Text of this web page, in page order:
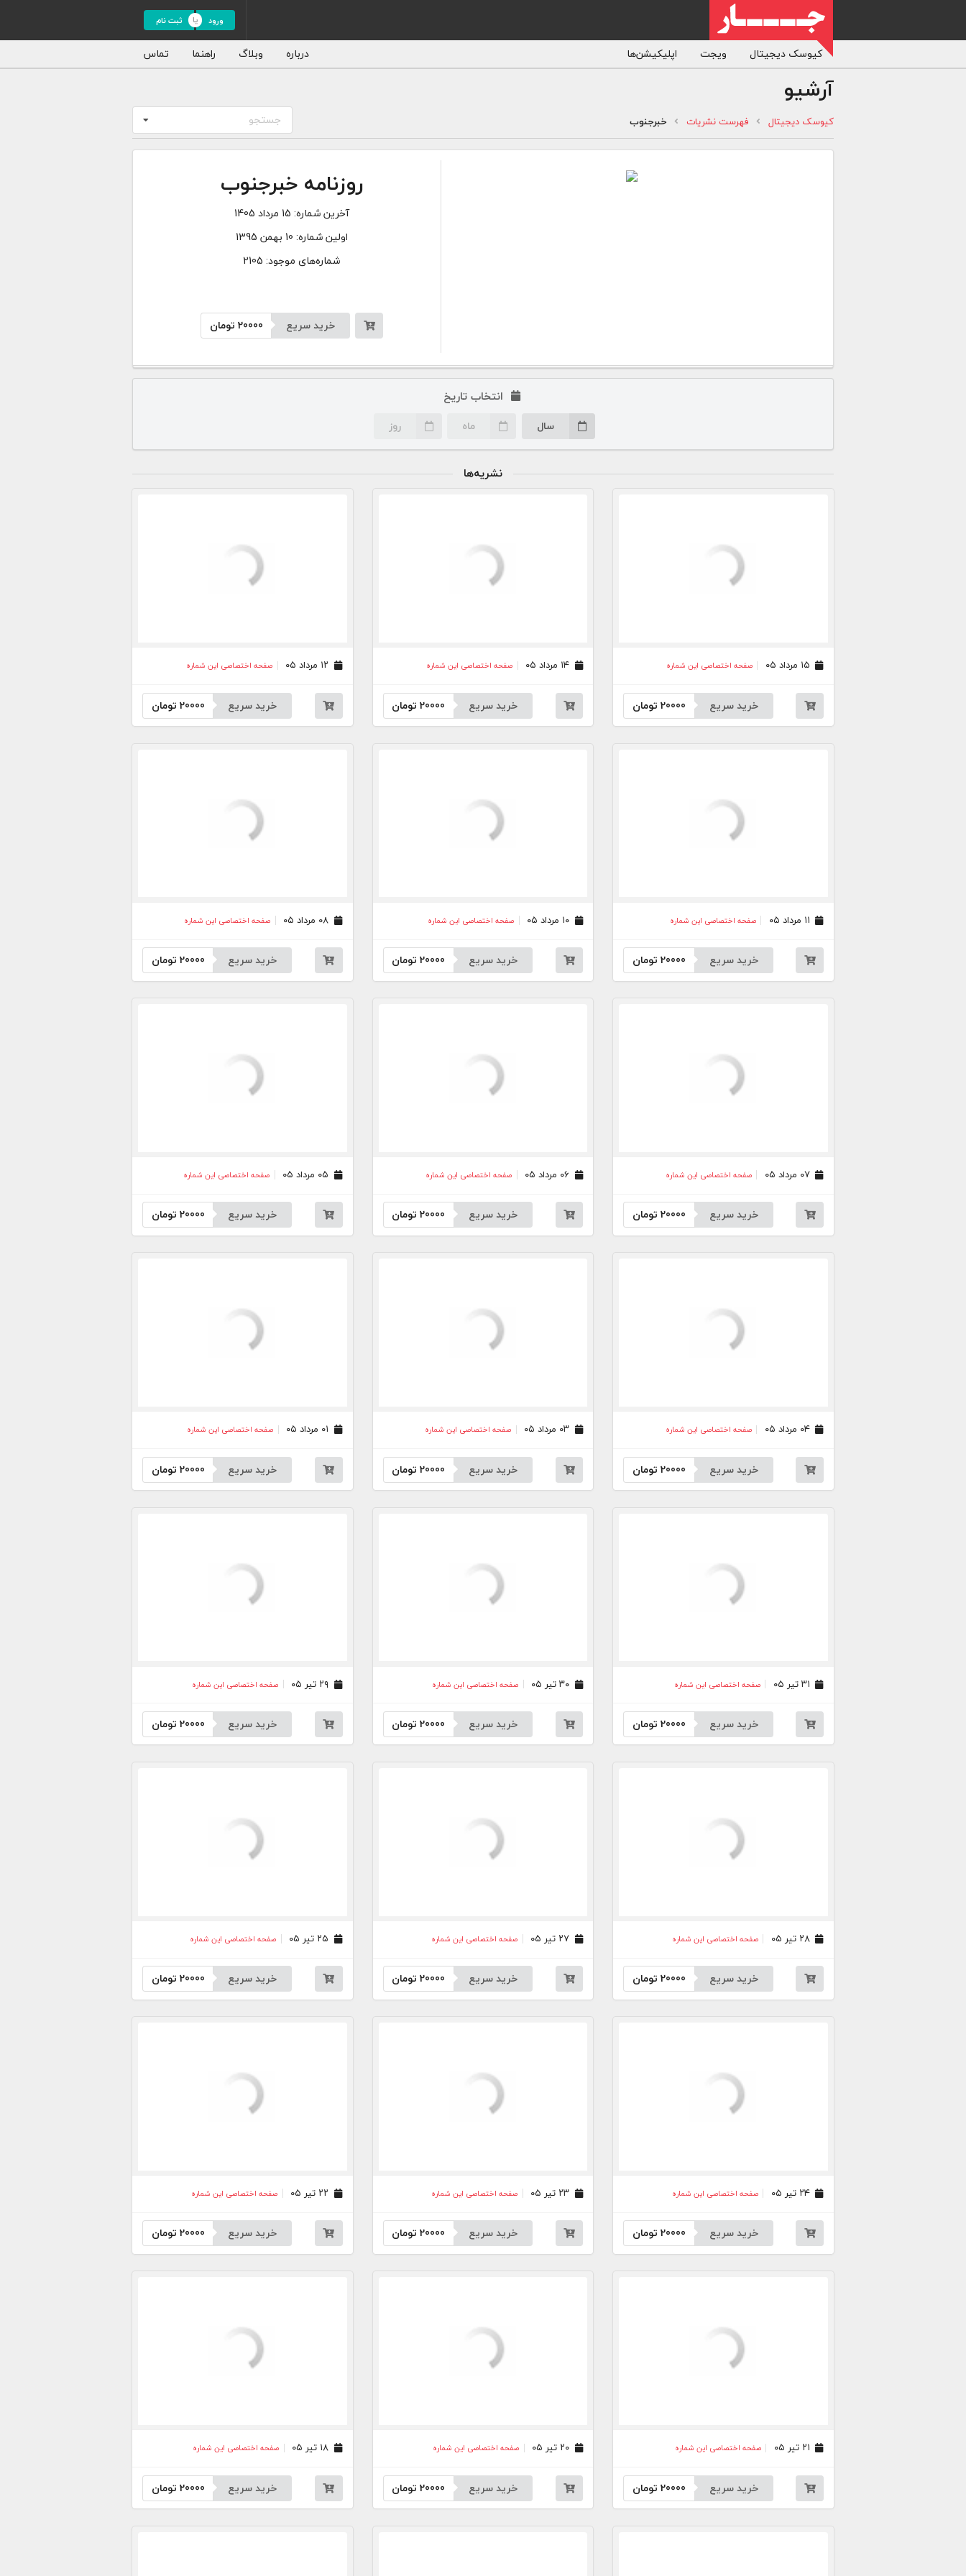
ورود ثبت نام
کیوسک دیجیتال ویجت اپلیکیشن‌ها درباره وبلاگ راهنما تماس
آرشیو
کیوسک دیجیتال فهرست نشریات خبرجنوب جستجو
روزنامه خبرجنوب
آخرین شماره: 15 مرداد 1405
اولین شماره: 10 بهمن 1395
شماره‌های موجود: 2105
خرید سریع 20000 تومان
انتخاب تاریخ
سال ماه روز
نشریه‌ها
صفحه اختصاصی این شماره
خرید سریع 20000 تومان
صفحه اختصاصی این شماره
خرید سریع 20000تومان
صفحه اختصاصی این شماره
خرید سریع 20000 تومان
صفحه اختصاصی این شماره
خرید سریع 20000 تومان
صفحه اختصاصی این شماره
خرید سریع 20000تومان
صفحه اختصاصی این شماره
خرید سریع 20000 تومان
۰۷ مرداد ۰۵ صفحه اختصاصی این شماره
خرید سریع 20000 تومان
صفحه اختصاصی این شماره
خرید سریع 20000تومان
صفحه اختصاصی این شماره
خرید سریع 20000 تومان
۰۴ مرداد ۰۵ صفحه اختصاصی این شماره
خرید سریع 20000 تومان
صفحه اختصاصی این شماره
خرید سریع 20000تومان
صفحه اختصاصی این شماره
خرید سریع 20000 تومان
صفحه اختصاصی این شماره
خرید سریع 20000 تومان
صفحه اختصاصی این شماره
خرید سریع 20000تومان
صفحه اختصاصی این شماره
خرید سریع 20000 تومان
۲۸ تیر ۰۵ صفحه اختصاصی این شماره
خرید سریع 20000 تومان
صفحه اختصاصی این شماره
خرید سریع 20000تومان
صفحه اختصاصی این شماره
خرید سریع 20000 تومان
۲۴ تیر ۰۵ صفحه اختصاصی این شماره
خرید سریع 20000 تومان
صفحه اختصاصی این شماره
خرید سریع 20000تومان
صفحه اختصاصی این شماره
خرید سریع 20000 تومان
صفحه اختصاصی این شماره
خرید سریع 20000 تومان
صفحه اختصاصی این شماره
خرید سریع 20000تومان
صفحه اختصاصی این شماره
خرید سریع 20000 تومان